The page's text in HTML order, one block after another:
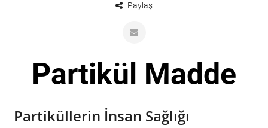
Paylaş
Partikül Madde
Partiküllerin İnsan Sağlığı